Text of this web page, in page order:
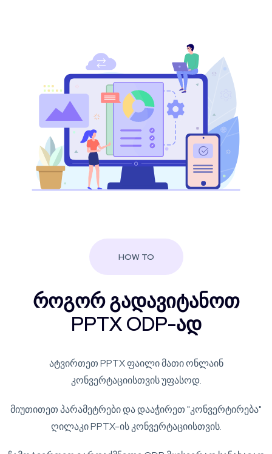
HOW TO
როგორ გადავიტანოთ
PPTX ODP-ად
ატვირთეთ PPTX ფაილი მათი ონლაინ
კონვერტაციისთვის უფასოდ.
მიუთითეთ პარამეტრები და დააჭირეთ "კონვერტირება"
ღილაკი PPTX-ის კონვერტაციისთვის.